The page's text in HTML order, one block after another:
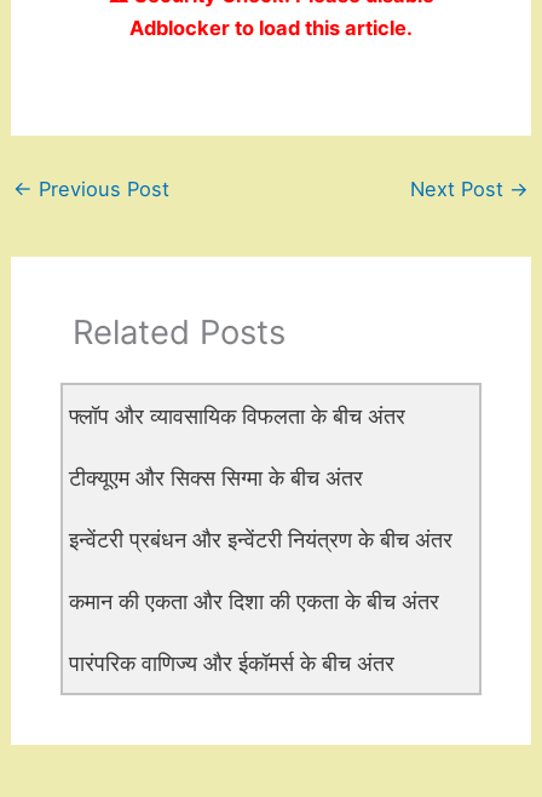
Adblocker to load this article.
← Previous Post Next Post →
Related Posts
फ्लॉप और व्यावसायिक विफलता के बीच अंतर
टीक्यूएम और सिक्स सिग्मा के बीच अंतर
इन्वेंटरी प्रबंधन और इन्वेंटरी नियंत्रण के बीच अंतर
कमान की एकता और दिशा की एकता के बीच अंतर
पारंपरिक वाणिज्य और ईकॉमर्स के बीच अंतर